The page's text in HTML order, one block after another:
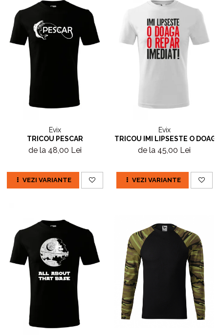
Evix
TRICOU PESCAR
de la 48,00 Lei
VEZI VARIANTE
Evix
TRICOU IMI LIPSESTE O
de la 45,00 Lei
VEZI VARIANTE